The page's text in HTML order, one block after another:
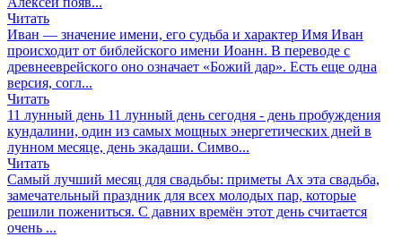
Читать
Иван — значение имени, его судьба и характер Имя Иван
происходит от библейского имени Иоанн. В переводе с
древнееврейского оно означает «Божий дар». Есть еще одна
версия, согл...
Читать
11 лунный день 11 лунный день сегодня - день пробуждения
кундалини, один из самых мощных энергетических дней в
лунном месяце, день экадаши. Симво...
Читать
Самый лучший месяц для свадьбы: приметы Ах эта свадьба,
замечательный праздник для всех молодых пар, которые
решили пожениться. С давних времён этот день считается
очень ...